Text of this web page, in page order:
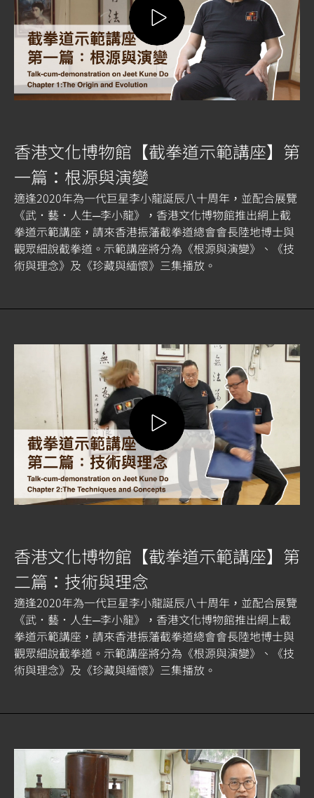
香港文化博物館【截拳道示範講座】第
一篇：根源與演變
適逢2020年為一代巨星李小龍誕辰八十周年，並配合展覽
《武．藝．人生─李小龍》，香港文化博物館推出網上截
拳道示範講座，請來香港振藩截拳道總會會長陸地博士與
觀眾細說截拳道。示範講座將分為《根源與演變》、《技
術與理念》及《珍藏與緬懷》三集播放。
香港文化博物館【截拳道示範講座】第
二篇：技術與理念
適逢2020年為一代巨星李小龍誕辰八十周年，並配合展覽
《武．藝．人生─李小龍》，香港文化博物館推出網上截
拳道示範講座，請來香港振藩截拳道總會會長陸地博士與
觀眾細說截拳道。示範講座將分為《根源與演變》、《技
術與理念》及《珍藏與緬懷》三集播放。